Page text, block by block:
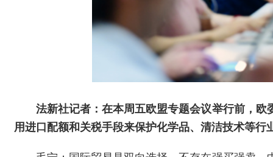
法新社记者：在本周五欧盟专题会议举行前，
用进口配额和关税手段来保护化学品、清洁技术等